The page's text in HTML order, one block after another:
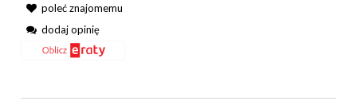
poleć znajomemu
dodaj opinię